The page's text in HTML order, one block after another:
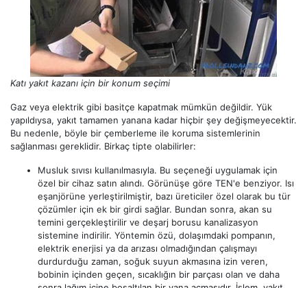
Katı yakıt kazanı için bir konum seçimi
Gaz veya elektrik gibi basitçe kapatmak mümkün değildir. Yük
yapıldıysa, yakıt tamamen yanana kadar hiçbir şey değişmeyecektir.
Bu nedenle, böyle bir çemberleme ile koruma sistemlerinin
sağlanması gereklidir. Birkaç tipte olabilirler:
Musluk sıvısı kullanılmasıyla. Bu seçeneği uygulamak için
özel bir cihaz satın alındı. Görünüşe göre TEN'e benziyor. Isı
eşanjörüne yerleştirilmiştir, bazı üreticiler özel olarak bu tür
çözümler için ek bir girdi sağlar. Bundan sonra, akan su
temini gerçekleştirilir ve deşarj borusu kanalizasyon
sistemine indirilir. Yöntemin özü, dolaşımdaki pompanın,
elektrik enerjisi ya da arızası olmadığından çalışmayı
durdurduğu zaman, soğuk suyun akmasına izin veren,
bobinin içinden geçen, sıcaklığın bir parçası olan ve daha